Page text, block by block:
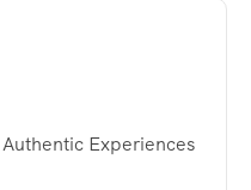
Experiences